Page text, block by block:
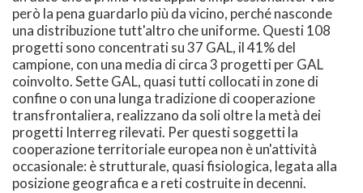
però la pena guardarlo più da vicino, perché nasconde
una distribuzione tutt'altro che uniforme. Questi 108
progetti sono concentrati su 37 GAL, il 41% del
campione, con una media di circa 3 progetti per GAL
coinvolto. Sette GAL, quasi tutti collocati in zone di
confine o con una lunga tradizione di cooperazione
transfrontaliera, realizzano da soli oltre la metà dei
progetti Interreg rilevati. Per questi soggetti la
cooperazione territoriale europea non è un'attività
occasionale: è strutturale, quasi fisiologica, legata alla
posizione geografica e a reti costruite in decenni.